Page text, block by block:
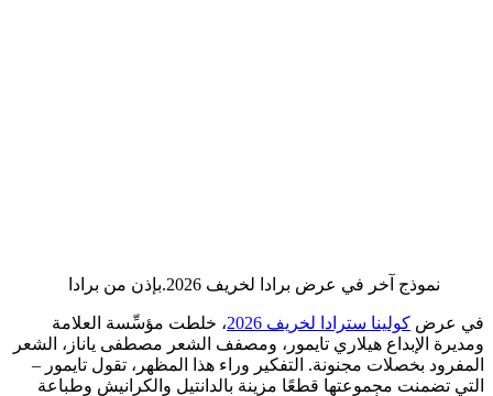
نموذج آخر في عرض برادا لخريف 2026. بإذن من برادا
في عرض كولينا سترادا لخريف 2026
، خلطت مؤسِّسة العلامة
ومديرة الإبداع هيلاري تايمور، ومصفف الشعر مصطفى ياناز، الشعر
المفرود بخصلات مجنونة. التفكير وراء هذا المظهر، تقول تايمور –
التي تضمنت مجموعتها قطعًا مزينة بالدانتيل والكرانيش وطباعة